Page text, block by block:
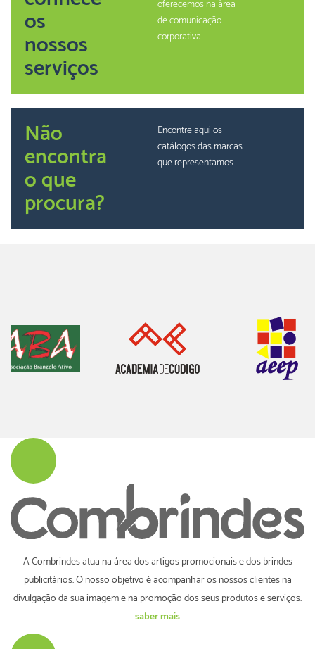
os
nossos
serviços
oferecemos na àrea
de comunicação
corporativa
Não
encontra
o que
procura?
Encontre aqui os
catálogos das marcas
que representamos
A Combrindes atua na área dos artigos promocionais e dos brindes
publicitários. O nosso objetivo é acompanhar os nossos clientes na
divulgação da sua imagem e na promoção dos seus produtos e serviços.
saber mais